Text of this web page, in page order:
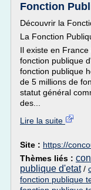
Fonction
Découvrir la
La Fonction
Il existe en
fonction publique
fonction publique
de 5 millions de
statut général
des...
Lire la suite
Site : https://
Thèmes liés :
publique d'etat/
fonction publique